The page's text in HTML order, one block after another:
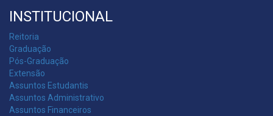
INSTITUCIONAL
Reitoria
Graduação
Pós-Graduação
Extensão
Assuntos Estudantis
Assuntos Administrativo
Assuntos Financeiros